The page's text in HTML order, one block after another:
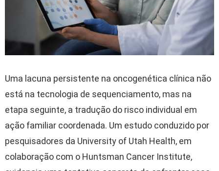
Uma lacuna persistente na oncogenética clínica não
está na tecnologia de sequenciamento, mas na
etapa seguinte, a tradução do risco individual em
ação familiar coordenada. Um estudo conduzido por
pesquisadores da University of Utah Health, em
colaboração com o Huntsman Cancer Institute,